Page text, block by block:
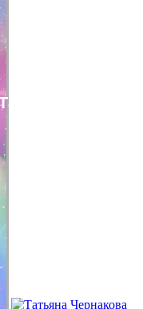
Чернакова